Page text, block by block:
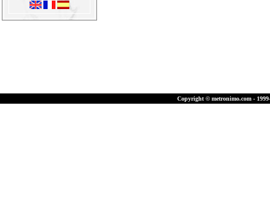
Copyright © metronimo.com -